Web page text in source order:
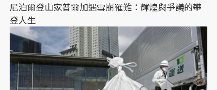
尼泊爾登山家普爾加遇雪崩罹難：輝煌與爭議的攀
登人生